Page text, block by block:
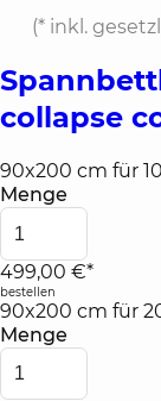
(* inkl.
collapse
90x200 cm für
Menge
499,00 €*
bestellen
90x200 cm für
Menge